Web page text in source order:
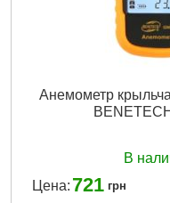
Анемометр
В
Цена: 721 грн